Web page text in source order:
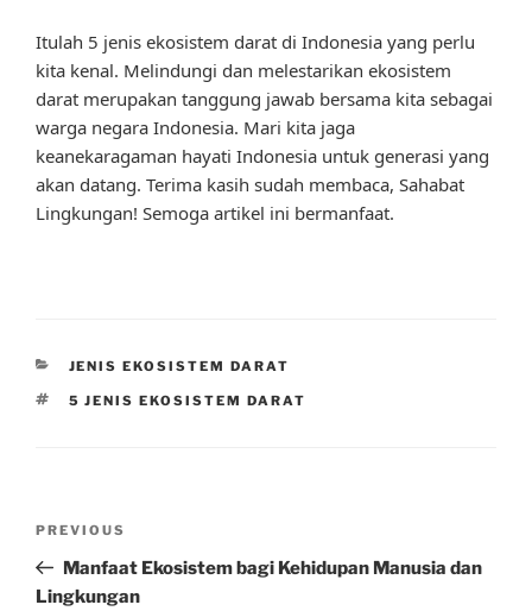
Itulah 5 jenis ekosistem darat di Indonesia yang perlu
kita kenal. Melindungi dan melestarikan ekosistem
darat merupakan tanggung jawab bersama kita sebagai
warga negara Indonesia. Mari kita jaga
keanekaragaman hayati Indonesia untuk generasi yang
akan datang. Terima kasih sudah membaca, Sahabat
Lingkungan! Semoga artikel ini bermanfaat.
CATEGORIES
JENIS EKOSISTEM DARAT
TAGS
5 JENIS EKOSISTEM DARAT
Previous
Post
PREVIOUS
Manfaat Ekosistem bagi Kehidupan Manusia dan
Lingkungan